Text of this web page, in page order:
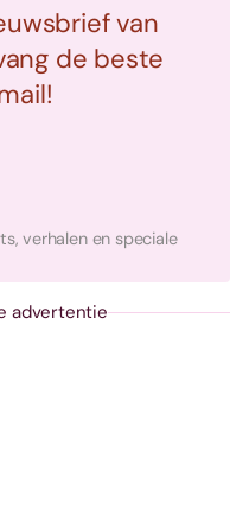
van
de beste
verhalen en speciale
advertentie